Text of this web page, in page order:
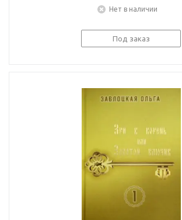
Нет в наличии
Под заказ